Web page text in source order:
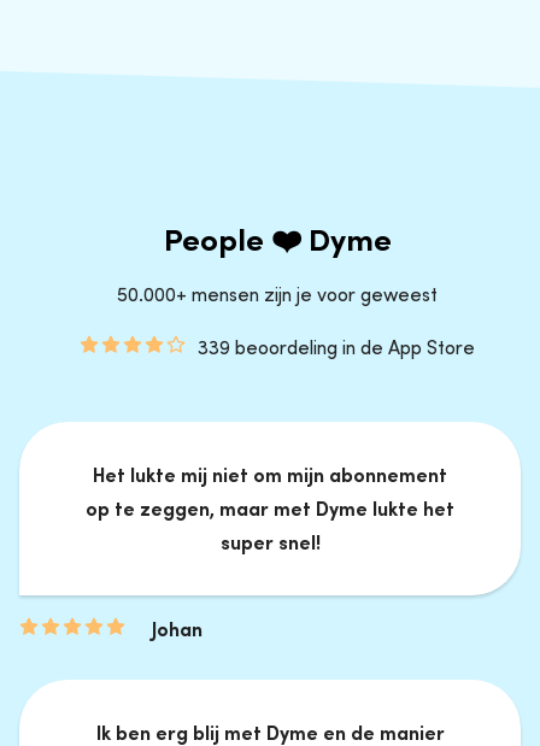
People ❤️ Dyme
50.000+ mensen zijn je voor geweest
339 beoordeling in de App Store
Het lukte mij niet om mijn abonnement
op te zeggen, maar met Dyme lukte het
super snel!
Johan
Ik ben erg blij met Dyme en de manier